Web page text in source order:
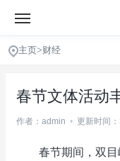
主页>财经
春节文体活动
作者：admin • 更新时间
春节期间，双目